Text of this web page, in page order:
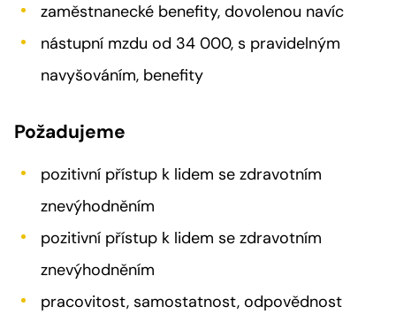
zaměstnanecké benefity, dovolenou navíc
nástupní mzdu od 34 000, s pravidelným
navyšováním, benefity
Požadujeme
pozitivní přístup k lidem se zdravotním
znevýhodněním
pozitivní přístup k lidem se zdravotním
znevýhodněním
pracovitost, samostatnost, odpovědnost